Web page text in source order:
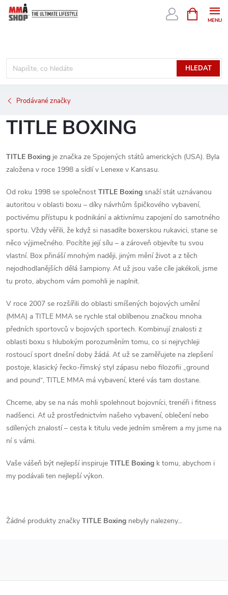
Přejít
HLEDAT
NÁKUPNÍ
KOŠÍK
Prodávané značky
TITLE BOXING
TITLE Boxing je značka ze Spojených států amerických (USA). Byla
založena v roce 1998 a sídlí v Lenexe v Kansasu.
Od roku 1998 se společnost TITLE Boxing snaží stát uznávanou
autoritou v oblasti boxu – díky návrhům špičkového vybavení,
poctivému přístupu k podnikání a aktivnímu zapojení do samotného
sportu. Vždy věřili, že když si nasadíte boxerskou rukavici, stane se
něco výjimečného. Pocítíte její sílu – a zároveň objevíte tu svou
vlastní. Box přináší mnohým naději, jiným mění život a z těch
nejodhodlanějších dělá šampiony. Ať už jsou vaše cíle jakékoli, jsme
tu proto, abychom vám pomohli je naplnit.
V roce 2007 se rozšířili do oblasti smíšených bojových umění
(MMA) a TITLE MMA se rychle stal oblíbenou značkou mnoha
předních sportovců v bojových sportech. Kombinují znalosti z
oblasti boxu s hlubokým porozuměním tomu, co si nejrychleji
rostoucí sport dnešní doby žádá. Ať už se zaměřujete na zlepšení
postoje, klasický řecko-římský styl zápasu nebo filozofii „ground
and pound“, TITLE MMA má vybavení, které vás tam dostane.
Chceme, aby se na nás mohli spolehnout bojovníci, trenéři i fitness
nadšenci. Ať už prostřednictvím našeho vybavení, oblečení nebo
sdílených znalostí – cesta k titulu vede jedním směrem a my jsme na
ní s vámi.
Vaše vášeň být nejlepší inspiruje TITLE Boxing k tomu, abychom i
my podávali ten nejlepší výkon.
Žádné produkty značky TITLE Boxing nebyly nalezeny...